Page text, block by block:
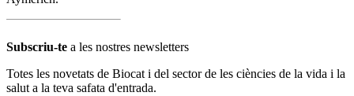
Subscriu-te a les nostres newsletters
Totes les novetats de Biocat i del sector de les ciències de la vida i la
salut a la teva safata d'entrada.